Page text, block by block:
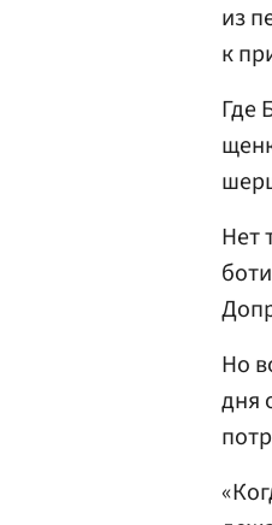
из
к
Где
Нет
Но
дня